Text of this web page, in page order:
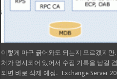
이렇게 마구 긁어와도 되는지 모르겠지
처가 명시되어 있어서 수집 기록을 남길
되면 바로 삭제 예정. Exchange Server